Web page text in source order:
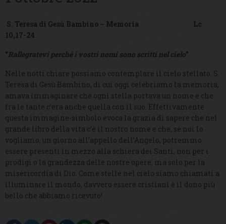
S. Teresa di Gesù Bambino – Memoria Lc
10,17-24
“Rallegratevi perché i vostri nomi sono scritti nel cielo”
Nelle notti chiare possiamo contemplare il cielo stellato. S.
Teresa di Gesù Bambino, di cui oggi celebriamo la memoria,
amava immaginare che ogni stella portava un nome e che
fra le tante c’era anche quella con il suo. Effettivamente
questa immagine-simbolo evoca la grazia di sapere che nel
grande libro della vita c’è il nostro nome e che, se noi lo
vogliamo, un giorno all’appello dell’Angelo, potremmo
essere presenti in mezzo alla schiera dei Santi, non per i
prodigi o la grandezza delle nostre opere, ma solo per la
misericordia di Dio. Come stelle nel cielo siamo chiamati a
illuminare il mondo, davvero essere cristiani è il dono più
bello che abbiamo ricevuto!